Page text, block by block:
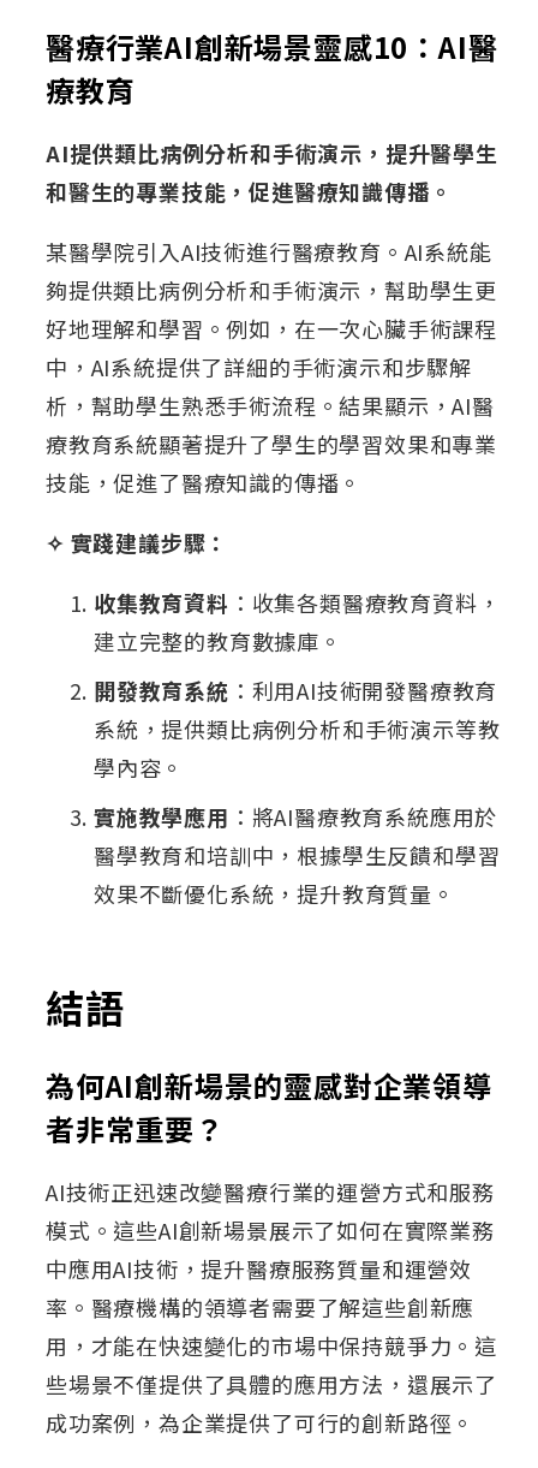
醫療行業AI創新場景靈感10：AI醫
療教育
AI提供類比病例分析和手術演示，提升醫學生
和醫生的專業技能，促進醫療知識傳播。
某醫學院引入AI技術進行醫療教育。AI系統能
夠提供類比病例分析和手術演示，幫助學生更
好地理解和學習。例如，在一次心臟手術課程
中，AI系統提供了詳細的手術演示和步驟解
析，幫助學生熟悉手術流程。結果顯示，AI醫
療教育系統顯著提升了學生的學習效果和專業
技能，促進了醫療知識的傳播。
✧ 實踐建議步驟：
收集教育資料 ：收集各類醫療教育資料，
建立完整的教育數據庫。
開發教育系統 ：利用AI技術開發醫療教育
系統，提供類比病例分析和手術演示等教
學內容。
實施教學應用 ：將AI醫療教育系統應用於
醫學教育和培訓中，根據學生反饋和學習
效果不斷優化系統，提升教育質量。
結語
為何AI創新場景的靈感對企業領導
者非常重要？
AI技術正迅速改變醫療行業的運營方式和服務
模式。這些AI創新場景展示了如何在實際業務
中應用AI技術，提升醫療服務質量和運營效
率。醫療機構的領導者需要了解這些創新應
用，才能在快速變化的市場中保持競爭力。這
些場景不僅提供了具體的應用方法，還展示了
成功案例，為企業提供了可行的創新路徑。